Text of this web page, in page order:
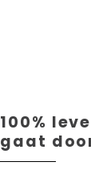
100%
gaat